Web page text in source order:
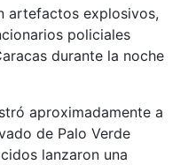
artefactos explosivos,
policiales
durante la noche
aproximadamente a
de Palo Verde
lanzaron una